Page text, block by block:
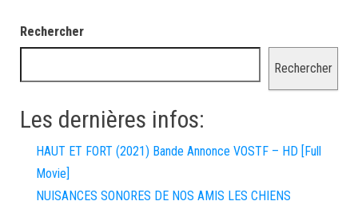
Rechercher
Rechercher
Les dernières infos:
HAUT ET FORT (2021) Bande Annonce VOSTF – HD [Full
Movie]
NUISANCES SONORES DE NOS AMIS LES CHIENS